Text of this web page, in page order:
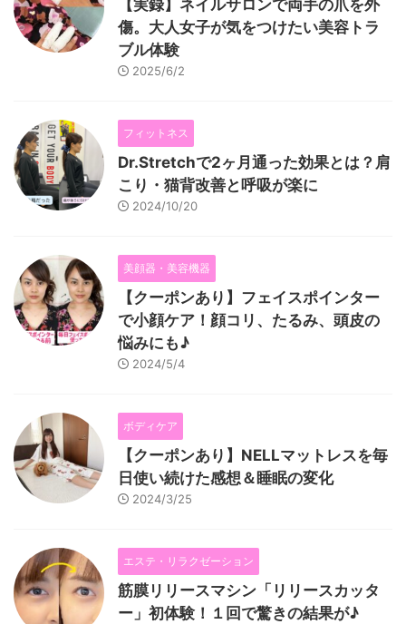
【実録】ネイルサロンで両手の爪を外
傷。大人女子が気をつけたい美容トラ
ブル体験
2025/6/2
フィットネス
Dr.Stretchで2ヶ月通った効果とは？肩
こり・猫背改善と呼吸が楽に
2024/10/20
美顔器・美容機器
【クーポンあり】フェイスポインター
で小顔ケア！顔コリ、たるみ、頭皮の
悩みにも♪
2024/5/4
ボディケア
【クーポンあり】NELLマットレスを毎
日使い続けた感想＆睡眠の変化
2024/3/25
エステ・リラクゼーション
筋膜リリースマシン「リリースカッタ
ー」初体験！１回で驚きの結果が♪